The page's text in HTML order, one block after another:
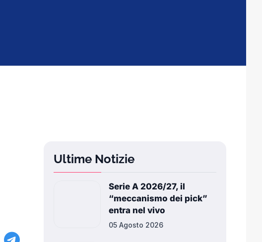
Ultime Notizie
Serie A 2026/27, il
“meccanismo dei pick”
entra nel vivo
05 Agosto 2026